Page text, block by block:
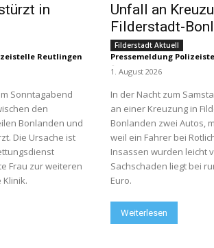
in
Reutlingen
Sonntagabend
den
Bonlanden und
Die Ursache ist
Frau zur weiteren
Unfall an
Filderstadt-
Filderstadt Aktuell
Pressemeldung
-
1. August 2026
In der Nacht zum
an einer Kreuzung in
Bonlanden zwei Autos,
weil ein Fahrer bei
Insassen wurden leicht
Sachschaden liegt bei
Euro.
Weiterlesen